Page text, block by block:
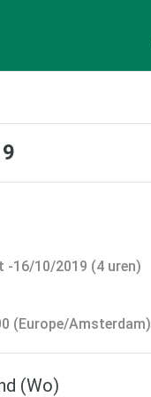
-16/10/2019 (4 uren)
(Europe/Amsterdam)
(Wo)